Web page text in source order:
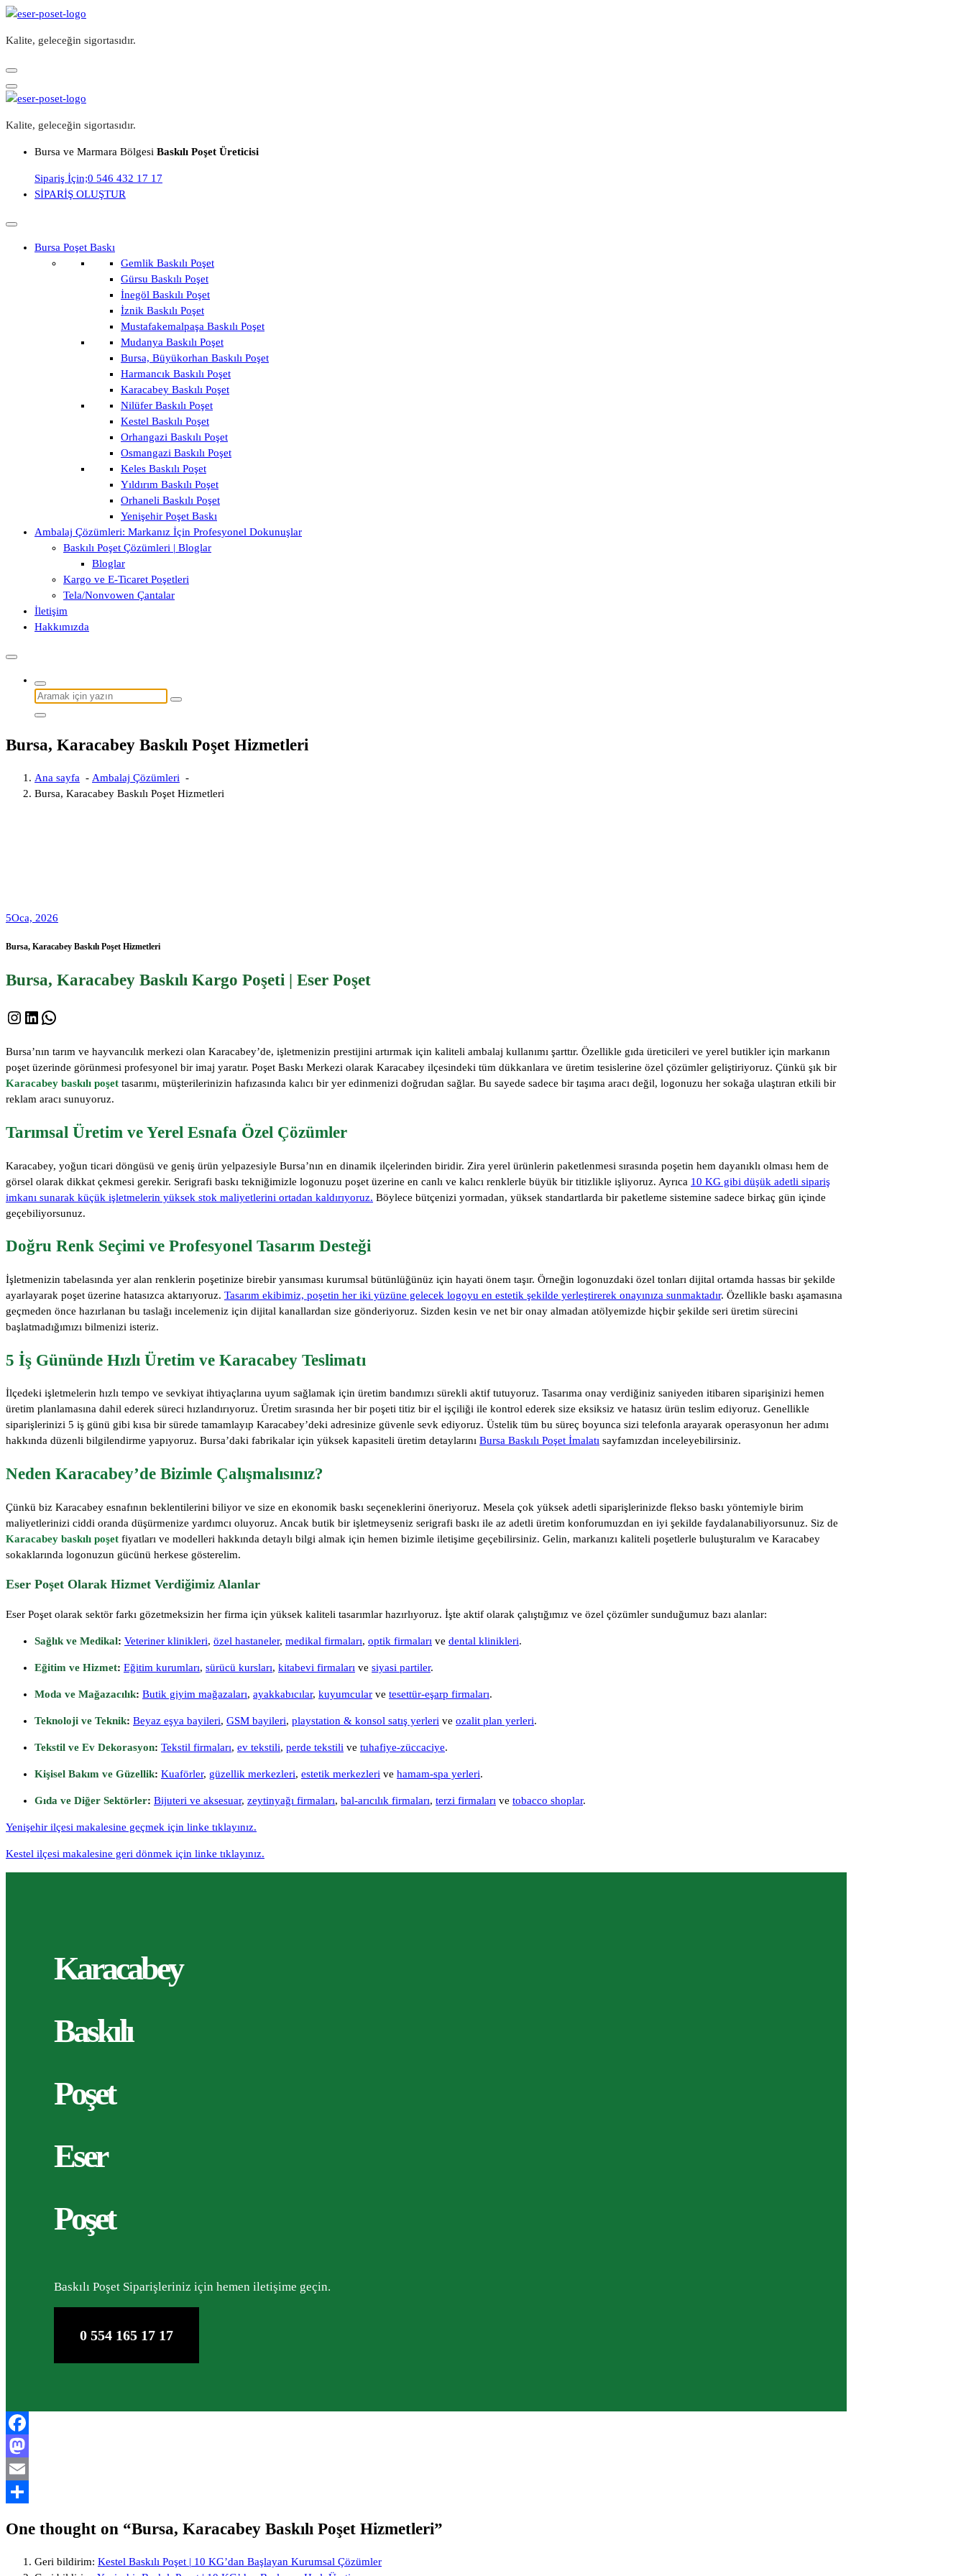
İçeriğe
Kalite, geleceğin sigortasıdır.
Kalite, geleceğin sigortasıdır.
Bursa ve Marmara Bölgesi Baskılı Poşet Üreticisi
Sipariş İçin;0 546 432 17 17
SİPARİŞ OLUŞTUR
Bursa Poşet Baskı
Gemlik Baskılı Poşet
Gürsu Baskılı Poşet
İnegöl Baskılı Poşet
İznik Baskılı Poşet
Mustafakemalpaşa Baskılı Poşet
Mudanya Baskılı Poşet
Bursa, Büyükorhan Baskılı Poşet
Harmancık Baskılı Poşet
Karacabey Baskılı Poşet
Nilüfer Baskılı Poşet
Kestel Baskılı Poşet
Orhangazi Baskılı Poşet
Osmangazi Baskılı Poşet
Keles Baskılı Poşet
Yıldırım Baskılı Poşet
Orhaneli Baskılı Poşet
Yenişehir Poşet Baskı
Ambalaj Çözümleri: Markanız İçin Profesyonel Dokunuşlar
Baskılı Poşet Çözümleri | Bloglar
Bloglar
Kargo ve E-Ticaret Poşetleri
Tela/Nonvowen Çantalar
İletişim
Hakkımızda
Şunu
ara:
Bursa, Karacabey Baskılı Poşet Hizmetleri
Ana sayfa - Ambalaj Çözümleri -
Bursa, Karacabey Baskılı Poşet Hizmetleri
5Oca, 2026
Bursa, Karacabey Baskılı Poşet Hizmetleri
Bursa, Karacabey Baskılı Kargo Poşeti | Eser Poşet
Instagram
LinkedIn
WhatsApp
Bursa’nın tarım ve hayvancılık merkezi olan Karacabey’de, işletmenizin prestijini artırmak için kaliteli ambalaj kullanımı şarttır. Özellikle gıda üreticileri ve yerel butikler için markanın
poşet üzerinde görünmesi profesyonel bir imaj yaratır. Poşet Baskı Merkezi olarak Karacabey ilçesindeki tüm dükkanlara ve üretim tesislerine özel çözümler geliştiriyoruz. Çünkü şık bir
Karacabey baskılı poşet tasarımı, müşterilerinizin hafızasında kalıcı bir yer edinmenizi doğrudan sağlar. Bu sayede sadece bir taşıma aracı değil, logonuzu her sokağa ulaştıran etkili bir
reklam aracı sunuyoruz.
Tarımsal Üretim ve Yerel Esnafa Özel Çözümler
Karacabey, yoğun ticari döngüsü ve geniş ürün yelpazesiyle Bursa’nın en dinamik ilçelerinden biridir. Zira yerel ürünlerin paketlenmesi sırasında poşetin hem dayanıklı olması hem de
görsel olarak dikkat çekmesi gerekir. Serigrafi baskı tekniğimizle logonuzu poşet üzerine en canlı ve kalıcı renklerle büyük bir titizlikle işliyoruz. Ayrıca 10 KG gibi düşük adetli sipariş
imkanı sunarak küçük işletmelerin yüksek stok maliyetlerini ortadan kaldırıyoruz. Böylece bütçenizi yormadan, yüksek standartlarda bir paketleme sistemine sadece birkaç gün içinde
geçebiliyorsunuz.
Doğru Renk Seçimi ve Profesyonel Tasarım Desteği
İşletmenizin tabelasında yer alan renklerin poşetinize birebir yansıması kurumsal bütünlüğünüz için hayati önem taşır. Örneğin logonuzdaki özel tonları dijital ortamda hassas bir şekilde
ayarlayarak poşet üzerine hatasızca aktarıyoruz. Tasarım ekibimiz, poşetin her iki yüzüne gelecek logoyu en estetik şekilde yerleştirerek onayınıza sunmaktadır. Özellikle baskı aşamasına
geçmeden önce hazırlanan bu taslağı incelemeniz için dijital kanallardan size gönderiyoruz. Sizden kesin ve net bir onay almadan atölyemizde hiçbir şekilde seri üretim sürecini
başlatmadığımızı bilmenizi isteriz.
5 İş Gününde Hızlı Üretim ve Karacabey Teslimatı
İlçedeki işletmelerin hızlı tempo ve sevkiyat ihtiyaçlarına uyum sağlamak için üretim bandımızı sürekli aktif tutuyoruz. Tasarıma onay verdiğiniz saniyeden itibaren siparişinizi hemen
üretim planlamasına dahil ederek süreci hızlandırıyoruz. Üretim sırasında her bir poşeti titiz bir el işçiliği ile kontrol ederek size eksiksiz ve hatasız ürün teslim ediyoruz. Genellikle
siparişlerinizi 5 iş günü gibi kısa bir sürede tamamlayıp Karacabey’deki adresinize güvenle sevk ediyoruz. Üstelik tüm bu süreç boyunca sizi telefonla arayarak operasyonun her adımı
hakkında düzenli bilgilendirme yapıyoruz. Bursa’daki fabrikalar için yüksek kapasiteli üretim detaylarını Bursa Baskılı Poşet İmalatı sayfamızdan inceleyebilirsiniz.
Neden Karacabey’de Bizimle Çalışmalısınız?
Çünkü biz Karacabey esnafının beklentilerini biliyor ve size en ekonomik baskı seçeneklerini öneriyoruz. Mesela çok yüksek adetli siparişlerinizde flekso baskı yöntemiyle birim
maliyetlerinizi ciddi oranda düşürmenize yardımcı oluyoruz. Ancak butik bir işletmeyseniz serigrafi baskı ile az adetli üretim konforumuzdan en iyi şekilde faydalanabiliyorsunuz. Siz de
Karacabey baskılı poşet fiyatları ve modelleri hakkında detaylı bilgi almak için hemen bizimle iletişime geçebilirsiniz. Gelin, markanızı kaliteli poşetlerle buluşturalım ve Karacabey
sokaklarında logonuzun gücünü herkese gösterelim.
Eser Poşet Olarak Hizmet Verdiğimiz Alanlar
Eser Poşet olarak sektör farkı gözetmeksizin her firma için yüksek kaliteli tasarımlar hazırlıyoruz. İşte aktif olarak çalıştığımız ve özel çözümler sunduğumuz bazı alanlar:
Sağlık ve Medikal: Veteriner klinikleri, özel hastaneler, medikal firmaları, optik firmaları ve dental klinikleri.
Eğitim ve Hizmet: Eğitim kurumları, sürücü kursları, kitabevi firmaları ve siyasi partiler.
Moda ve Mağazacılık: Butik giyim mağazaları, ayakkabıcılar, kuyumcular ve tesettür-eşarp firmaları.
Teknoloji ve Teknik: Beyaz eşya bayileri, GSM bayileri, playstation & konsol satış yerleri ve ozalit plan yerleri.
Tekstil ve Ev Dekorasyon: Tekstil firmaları, ev tekstili, perde tekstili ve tuhafiye-züccaciye.
Kişisel Bakım ve Güzellik: Kuaförler, güzellik merkezleri, estetik merkezleri ve hamam-spa yerleri.
Gıda ve Diğer Sektörler: Bijuteri ve aksesuar, zeytinyağı firmaları, bal-arıcılık firmaları, terzi firmaları ve tobacco shoplar.
Yenişehir ilçesi makalesine geçmek için linke tıklayınız.
Kestel ilçesi makalesine geri dönmek için linke tıklayınız.
Karacabey
Baskılı
Poşet
Eser
Poşet
Baskılı Poşet Siparişleriniz için hemen iletişime geçin.
0 554 165 17 17
Facebook
Mastodon
Email
One thought on “Bursa, Karacabey Baskılı Poşet Hizmetleri”
Geri bildirim: Kestel Baskılı Poşet | 10 KG’dan Başlayan Kurumsal Çözümler